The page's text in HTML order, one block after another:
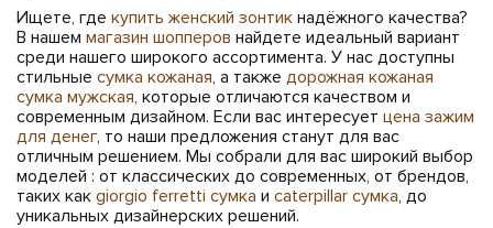
Ищете, где купить женский зонтик надёжного качества?
В нашем магазин шопперов найдете идеальный вариант
среди нашего широкого ассортимента. У нас доступны
стильные сумка кожаная, а также дорожная кожаная
сумка мужская, которые отличаются качеством и
современным дизайном. Если вас интересует цена зажим
для денег, то наши предложения станут для вас
отличным решением. Мы собрали для вас широкий выбор
моделей : от классических до современных, от брендов,
таких как giorgio ferretti сумка и caterpillar сумка, до
уникальных дизайнерских решений.